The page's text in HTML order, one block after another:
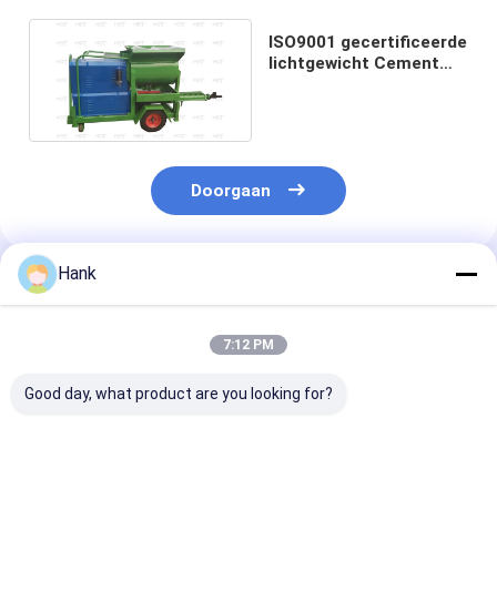
ISO9001 gecertificeerde
lichtgewicht Cement
Doorgaan
Geadviseerde Producten
Hank
7:12 PM
Good day, what product are you looking for?